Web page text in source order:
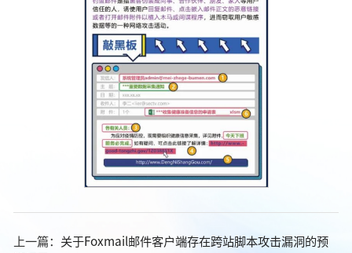
上一篇： 关于Foxmail邮件客户端存在跨站脚本攻击漏洞的预